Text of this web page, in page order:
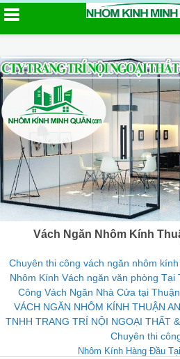
Vách Ngăn Nhôm Kính
Chuyên thi công vách ngăn nhôm
Nhôm Kính Vách ngăn văn phòng
Công Vách Ngăn Nhà Cửa tại
VÁCH NGĂN NHÔM KÍNH THUẬN
TNHH TRANG TRÍ NỘI NGOẠI THẤT
Chuyên thi
Nhôm Kính Hàng Đầu